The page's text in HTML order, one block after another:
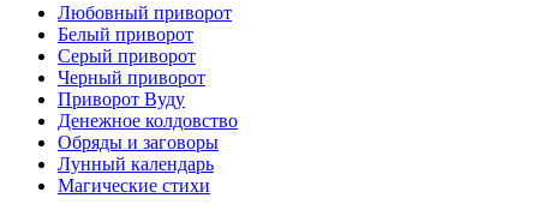
Любовный приворот
Белый приворот
Серый приворот
Черный приворот
Приворот Вуду
Денежное колдовство
Обряды и заговоры
Лунный календарь
Магические стихи